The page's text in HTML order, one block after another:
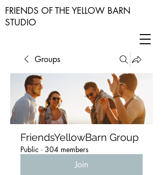
FRIENDS OF THE YELLOW BARN
STUDIO
Groups
FriendsYellowBarn Group
Public · 304 members
Join